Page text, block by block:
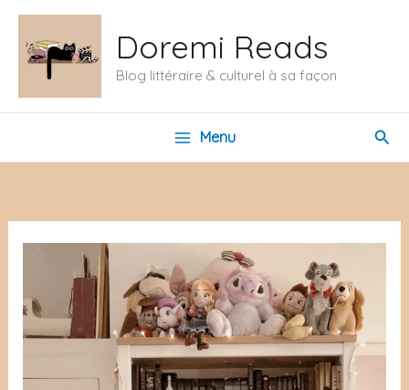
Aller
contenu
Doremi Reads
Blog littéraire & culturel à sa façon
Menu